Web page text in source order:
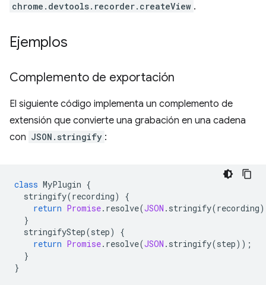
chrome.devtools.recorder.createView .
Ejemplos
Complemento de exportación
El siguiente código implementa un complemento de
extensión que convierte una grabación en una cadena
con JSON.stringify :
class MyPlugin {
stringify(recording)
{
return Promise. resolve(JSON . stringify(recording
}
stringifyStep(step)
{
return Promise. resolve(JSON . stringify(step));
}
}